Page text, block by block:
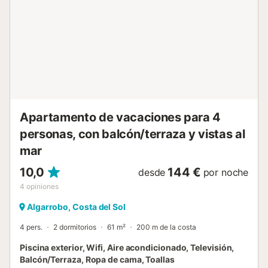
comodida...
Apartamento de vacaciones para 4
personas, con balcón/terraza y vistas al
mar
10,0
4 opiniones
desde 144 € por noche
Algarrobo, Costa del Sol
4 pers. 2 dormitorios 61 m² 200 m de la costa
Piscina exterior, Wifi, Aire acondicionado, Televisión,
Balcón/Terraza, Ropa de cama, Toallas